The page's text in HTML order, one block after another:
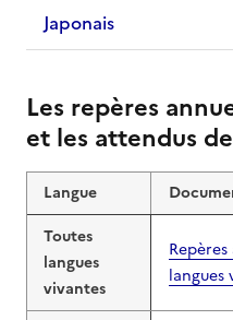
Japonais
Les repères
et les attendus
Langue
Toutes
langues
vivantes
langues